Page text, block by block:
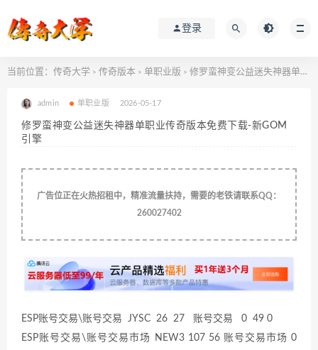
登录
当前位置： 传奇大学 > 传奇版本 > 单职业版 > 修罗蛮神变公益迷失神器单职业传奇版本免费下载-新GOM引擎
admin 单职业版 2026-05-17
修罗蛮神变公益迷失神器单职业传奇版本免费下载-新GOM
引擎
广告位正在火热招租中，精准流量扶持，需要的老铁请联系QQ：
260027402
ESP账号交易\账号交易 JYSC 26 27 账号交易 0 49 0
ESP账号交易\账号交易市场 NEW3 107 56 账号交易市场 0